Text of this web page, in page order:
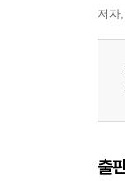
저자
출